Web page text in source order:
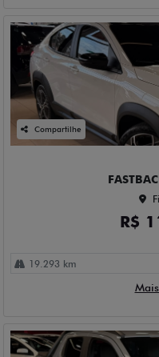
Compartilhe
R$
19.293 km